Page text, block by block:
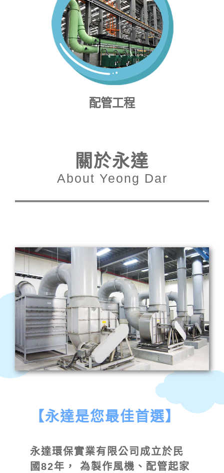
配管工程
關於永達
About Yeong Dar
【永達是您最佳首選】
永達環保實業有限公司成立於民
國82年， 為製作風機、配管起家